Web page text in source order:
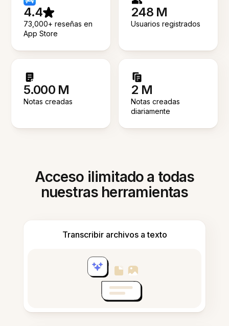
4.4
73,000+ reseñas en
App Store
248 M
Usuarios registrados
5.000 M
Notas creadas
2 M
Notas creadas
diariamente
Acceso ilimitado a todas
nuestras herramientas
Transcribir archivos a texto